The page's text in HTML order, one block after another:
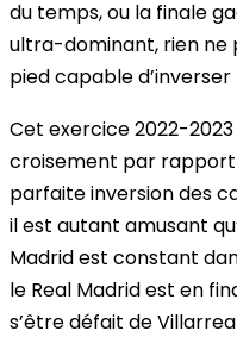
du temps, ou la finale
ultra-dominant, rien ne
pied capable d’inverser
Cet exercice 2022-
croisement par rapport
parfaite inversion des
il est autant amusant
Madrid est constant
le Real Madrid est en
s’être défait de